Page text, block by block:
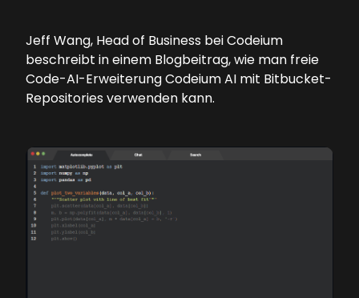
Jeff Wang, Head of Business bei Codeium
beschreibt in einem Blogbeitrag, wie man freie
Code-AI-Erweiterung Codeium AI mit Bitbucket-
Repositories verwenden kann.